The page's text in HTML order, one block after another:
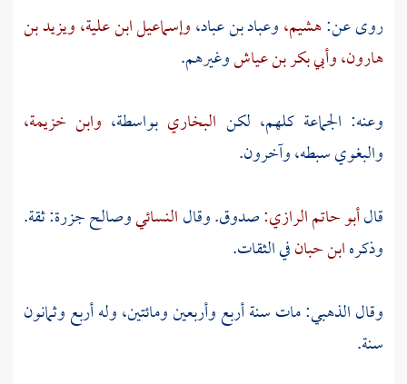
روى عن:هشيم،وعباد بن عباد،وإسماعيل ابن علية،ويزيد بن
هارون،وأبي بكر بن عياشوغيرهم.
وعنه: الجماعة كلهم، لكن البخاري بواسطة، وابن خزيمة،
والبغويسبطه، وآخرون.
قالأبو حاتم الرازي:صدوق. وقالالنسائيوصالح جزرة:ثقة.
وذكرهابن حبانفي الثقات.
وقالالذهبي:مات سنة أربع وأربعين ومائتين، وله أربع وثمانون
سنة.